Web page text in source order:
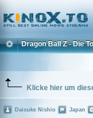
Home
Dragon Ball Z - Die
Klicke hier um
Daisuke Nishio Japan